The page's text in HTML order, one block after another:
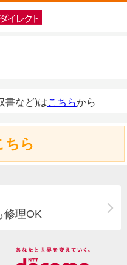
書など)はこちらから
ちら
修理OK